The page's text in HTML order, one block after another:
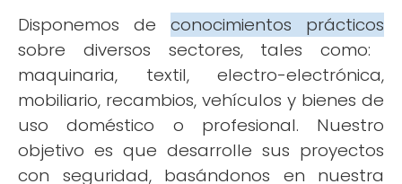
Disponemos de conocimientos prácticos
sobre diversos sectores, tales como:
maquinaria, textil, electro-electrónica,
mobiliario, recambios, vehículos y bienes de
uso doméstico o profesional. Nuestro
objetivo es que desarrolle sus proyectos
con seguridad, basándonos en nuestra